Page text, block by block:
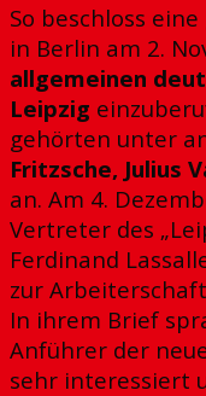
So beschloss
in Berlin am 2.
allgemeinen
Leipzig
gehörten unter
Fritzsche, Julius
an. Am 4.
Vertreter des
Ferdinand
zur
In ihrem Brief
Anführer der
sehr interessiert